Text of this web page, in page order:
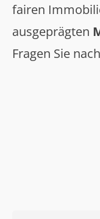
fairen
ausgeprägten
Fragen Sie